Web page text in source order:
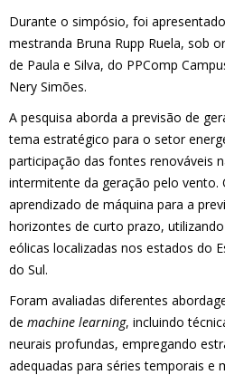
Durante o simpósio, foi
mestranda Bruna Rupp Ruela, sob
de Paula e Silva, do PPComp
Nery Simões.
A pesquisa aborda a previsão de
tema estratégico para o setor
participação das fontes renováveis
intermitente da geração pelo
aprendizado de máquina para a
horizontes de curto prazo,
eólicas localizadas nos estados do
do Sul.
Foram avaliadas diferentes
de machine learning, incluindo
neurais profundas, empregando
adequadas para séries temporais e